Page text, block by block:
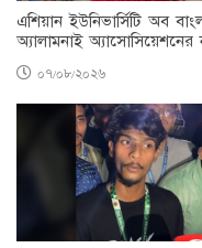
এশিয়ান ইউনিভার্সিটি অব
অ্যালামনাই
০৭/০৮/২০২৬